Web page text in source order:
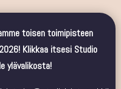
toisen toimipisteen
Klikkaa itsesi Studio
ylävalikosta!